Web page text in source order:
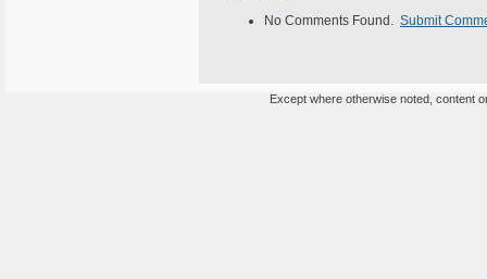
No Comments Found. Submit
Except where otherwise noted, content